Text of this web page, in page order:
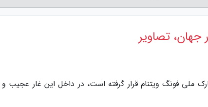
تصاویر
ملی فونگ ویتنام قرار گرفته است، در داخل این غار عجیب و